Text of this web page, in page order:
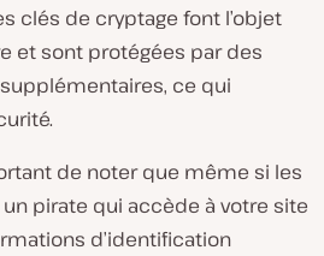
clés de cryptage font l’objet
et sont protégées par des
ce qui
de noter que même si les
pirate qui accède à votre site
d’identification